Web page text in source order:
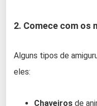
2. Comece com os
Alguns tipos de
eles:
Chaveiros de